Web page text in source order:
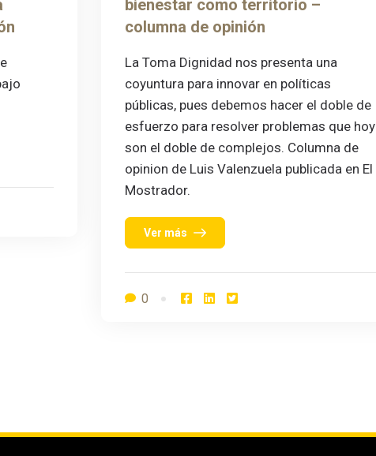
bienestar como territorio –
columna de opinión
La Toma Dignidad nos presenta una
coyuntura para innovar en políticas
públicas, pues debemos hacer el doble de
esfuerzo para resolver problemas que hoy
son el doble de complejos. Columna de
opinion de Luis Valenzuela publicada en El
Mostrador.
Ver más
0